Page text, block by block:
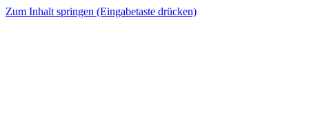
Zum Inhalt springen (Eingabetaste drücken)